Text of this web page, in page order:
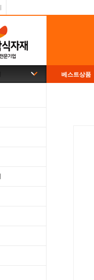
베스트상품